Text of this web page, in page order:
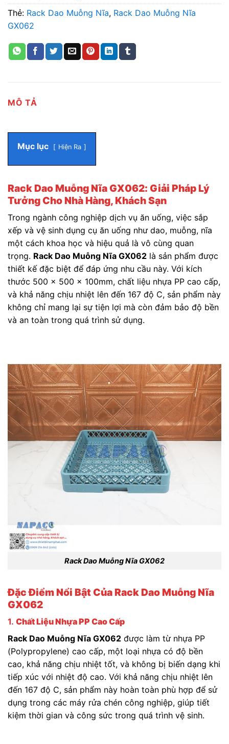
Thẻ: Rack Dao Muỗng Nĩa, Rack Dao Muỗng Nĩa
GX062
MÔ TẢ
Mục lục Hiện Ra
Rack Dao Muỗng Nĩa GX062: Giải Pháp Lý
Tưởng Cho Nhà Hàng, Khách Sạn
Trong ngành công nghiệp dịch vụ ăn uống, việc sắp
xếp và vệ sinh dụng cụ ăn uống như dao, muỗng, nĩa
một cách khoa học và hiệu quả là vô cùng quan
trọng. Rack Dao Muỗng Nĩa GX062 là sản phẩm được
thiết kế đặc biệt để đáp ứng nhu cầu này. Với kích
thước 500 x 500 x 100mm, chất liệu nhựa PP cao cấp,
và khả năng chịu nhiệt lên đến 167 độ C, sản phẩm này
không chỉ mang lại sự tiện lợi mà còn đảm bảo độ bền
và an toàn trong quá trình sử dụng.
Rack Dao Muỗng Nĩa GX062
Đặc Điểm Nổi Bật Của Rack Dao Muỗng Nĩa
GX062
1. Chất Liệu Nhựa PP Cao Cấp
Rack Dao Muỗng Nĩa GX062 được làm từ nhựa PP
(Polypropylene) cao cấp, một loại nhựa có độ bền
cao, khả năng chịu nhiệt tốt, và không bị biến dạng khi
tiếp xúc với nhiệt độ cao. Với khả năng chịu nhiệt lên
đến 167 độ C, sản phẩm này hoàn toàn phù hợp để sử
dụng trong các máy rửa chén công nghiệp, giúp tiết
kiệm thời gian và công sức trong quá trình vệ sinh.